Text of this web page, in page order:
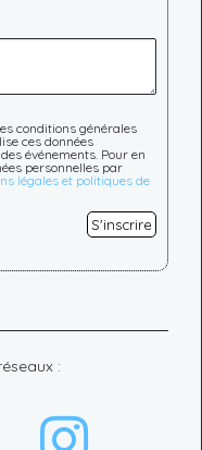
conditions générales
ces données
événements. Pour en
personnelles par
légales et politiques de
S'inscrire
: